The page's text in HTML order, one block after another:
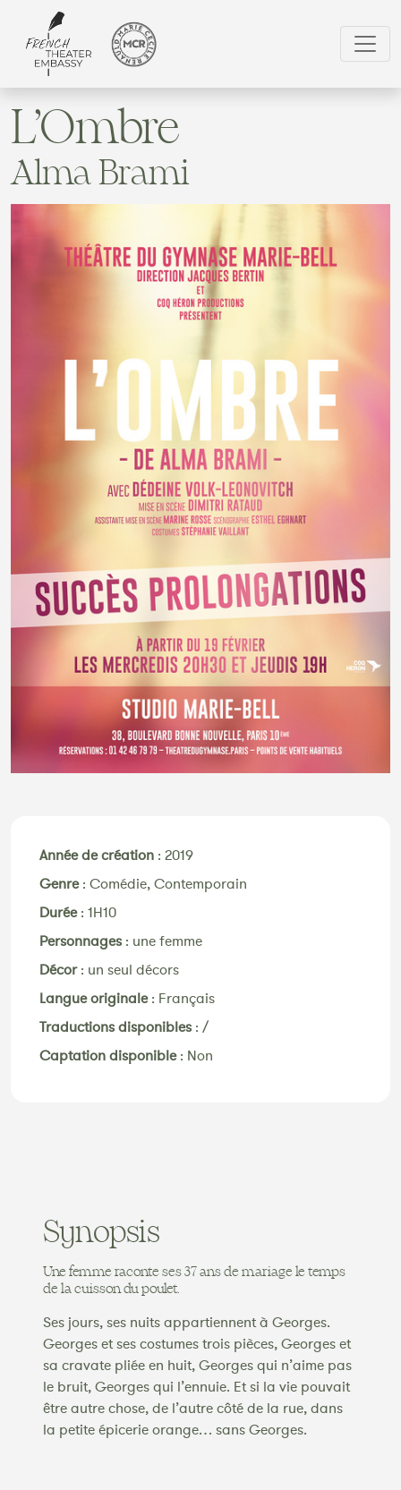
L’Ombre
Alma Brami
Année de création : 2019
Genre: Comédie, Contemporain
Durée: 1H10
Personnages : une femme
Décor: un seul décors
Langue originale: Français
Traductions disponibles : /
Captation disponible: Non
Synopsis
Une femme raconte ses 37 ans de mariage le temps
de la cuisson du poulet.
Ses jours, ses nuits appartiennent à Georges.
Georges et ses costumes trois pièces, Georges et
sa cravate pliée en huit, Georges qui n’aime pas
le bruit, Georges qui l’ennuie. Et si la vie pouvait
être autre chose, de l’autre côté de la rue, dans
la petite épicerie orange… sans Georges.